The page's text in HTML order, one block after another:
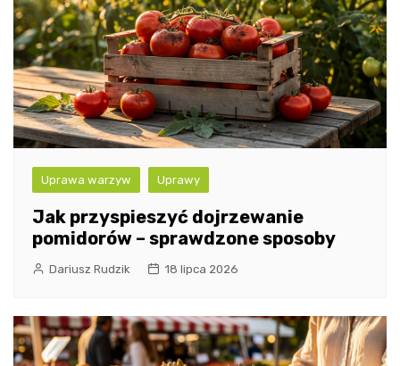
Uprawa warzyw Uprawy
Jak przyspieszyć dojrzewanie
pomidorów – sprawdzone sposoby
Dariusz Rudzik 18 lipca 2026